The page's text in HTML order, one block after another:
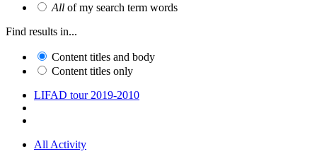
All of my search term words
Find results in...
Content titles and body
Content titles only
LIFAD tour 2019-2010
All Activity